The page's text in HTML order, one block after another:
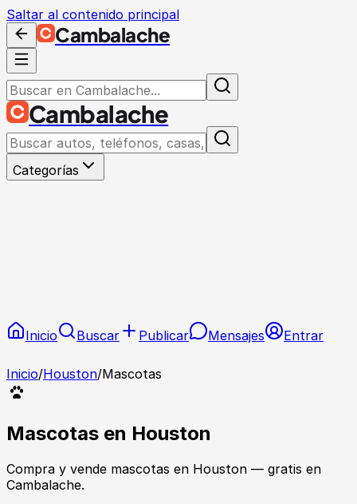
Saltar al contenido principal
Cambalache
Cambalache
Categorías
Inicio Buscar Publicar Mensajes Entrar
Inicio/Houston/Mascotas
Mascotas en Houston
Compra y vende mascotas en Houston — gratis en
Cambalache.